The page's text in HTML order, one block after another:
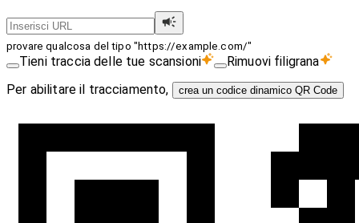
provare qualcosa del tipo "https://example.com/"
Tieni traccia delle tue scansioni
Rimuovi filigrana
Per abilitare il tracciamento,
crea un codice dinamico QR Code